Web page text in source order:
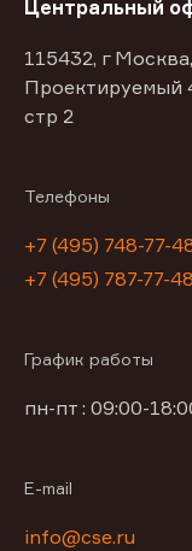
Центральный
115432, г
Проектируемый
стр 2
Телефоны
+7 (495) 748-77-
+7 (495) 787-77-48
График работы
пн-пт : 09:00-
E-mail
info@cse.ru